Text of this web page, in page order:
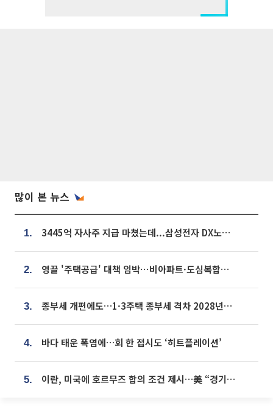
많이 본 뉴스
1. 3445억 자사주 지급 마쳤는데...삼성전자 DX노조, 뒤늦은 '떼쓰기 집회'
2. 영끌 '주택공급' 대책 임박⋯비아파트·도심복합까지 총동원
3. 종부세 개편에도…1·3주택 종부세 격차 2028년부터 확대
4. 바다 태운 폭염에…회 한 접시도 ‘히트플레이션’
5. 이란, 미국에 호르무즈 합의 조건 제시…美 “경기 아직 안 끝나” [종합]